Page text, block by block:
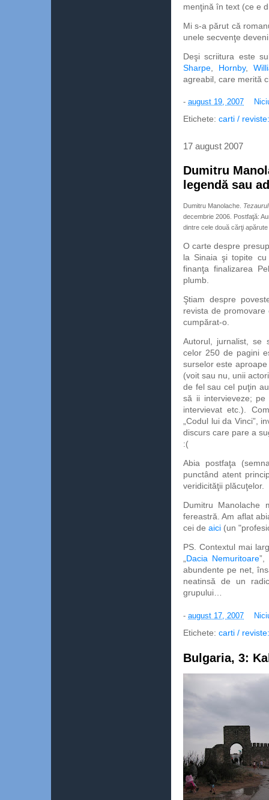
menţină în text (ce e
Mi s-a părut că
unele secvenţe
Deşi scriitura este
Sharpe
Hornby,
agreabil, care merită
- august 19, 2007
Etichete: carti /
17 august 2007
Dumitru
legendă sau
Dumitru Manolache.
decembrie 2006. Postfaţă:
dintre cele două cărţi
O carte despre
la Sinaia şi topite
finanţa finalizarea
plumb.
Ştiam despre
revista de
cumpărat-o.
Autorul, jurnalist, se
celor 250 de pagini
surselor este
(voit sau nu, unii
de fel sau cel puţin
să ii intervieveze;
intervievat etc.).
„Codul lui da Vinci”,
discurs care pare a
:(
Abia postfaţa
punctând atent
veridicităţii plăcuţelor.
Dumitru
fereastră. Am aflat
cei de aici (un
PS. Contextul mai
Dacia Nemuritoare”,
abundente pe net,
neatinsă de un
grupului…
- august 17, 2007
Etichete: carti /
Bulgaria, 3: